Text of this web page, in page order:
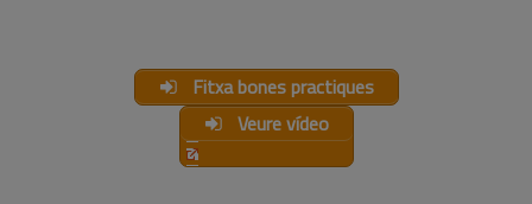
Fitxa bones practiques
Veure vídeo